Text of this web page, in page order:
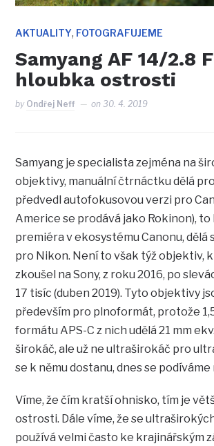
AKTUALITY, FOTOGRAFUJEME
Samyang AF 14/2.8
hloubka ostrosti
by Ondřej Neff on30. 4. 2019
Samyang je specialista zejména na
objektivy, manuální čtrnáctku dělá
předvedl autofokusovou verzi pro
Americe se prodává jako Rokinon), to
premiéra v ekosystému Canonu, dělá
pro Nikon. Není to však týž objektiv,
zkoušel na Sony, z roku 2016, po
17 tisíc (duben 2019). Tyto objektivy
především pro plnoformát, protože
formátu APS-C z nich udělá 21 mm
širokáč, ale už ne ultraširokáč pro
se k němu dostanu, dnes se
Víme, že čím kratší ohnisko, tím je
ostrosti. Dále víme, že se
používá velmi často ke krajinářským